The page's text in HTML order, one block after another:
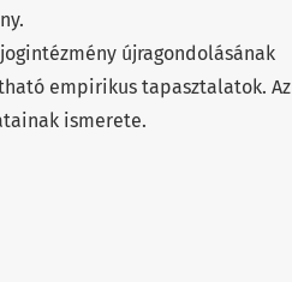
újragondolásának
empirikus tapasztalatok. Az
ismerete.